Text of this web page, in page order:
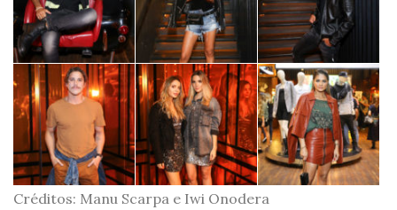
Créditos: Manu Scarpa e Iwi Onodera